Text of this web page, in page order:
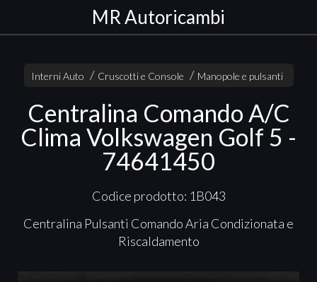
MR Autoricambi
Interni Auto Cruscotti e Console Manopole e pulsanti
Centralina Comando A/C
Clima Volkswagen Golf 5 -
74641450
Codice prodotto: 1B043
Centralina Pulsanti Comando Aria Condizionata e
Riscaldamento